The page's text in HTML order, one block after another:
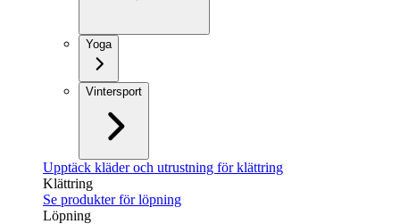
Yoga
Vintersport
Upptäck kläder och utrustning för klättring
Klättring
Se produkter för löpning
Löpning